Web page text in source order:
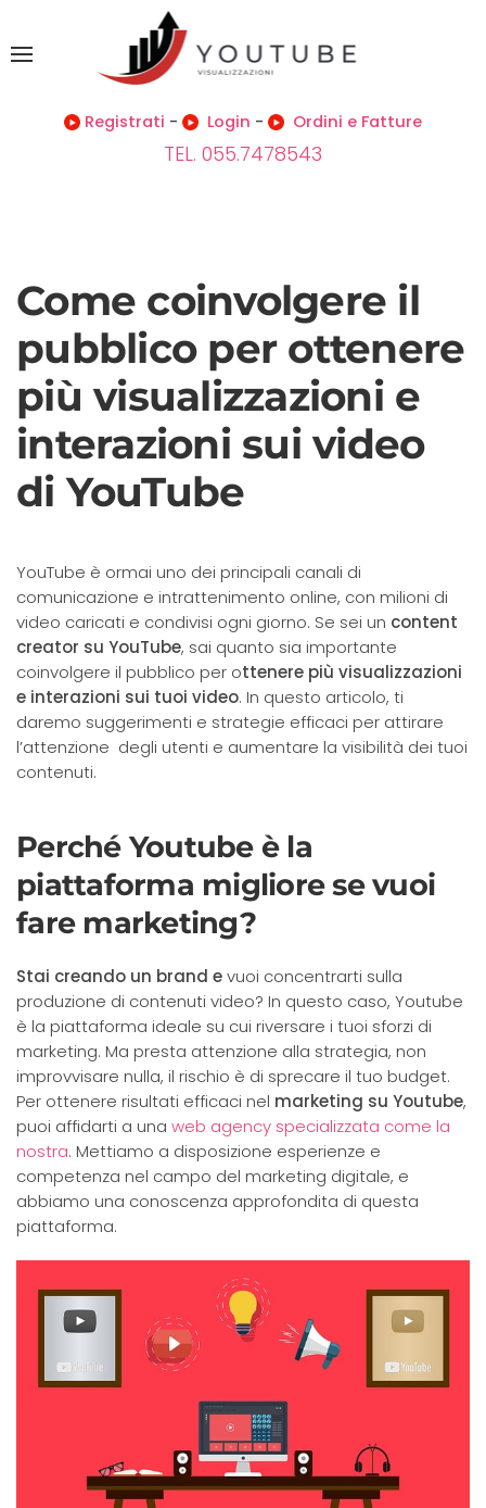
Registrati - Login - Ordini e Fatture
TEL. 055.7478543
Come coinvolgere il
pubblico per ottenere
più visualizzazioni e
interazioni sui video
di YouTube
YouTube è ormai uno dei principali canali di
comunicazione e intrattenimento online, con milioni di
video caricati e condivisi ogni giorno. Se sei un content
creator su YouTube, sai quanto sia importante
coinvolgere il pubblico per ottenere più visualizzazioni
e interazioni sui tuoi video. In questo articolo, ti
daremo suggerimenti e strategie efficaci per attirare
l’attenzione degli utenti e aumentare la visibilità dei tuoi
contenuti.
Perché Youtube è la
piattaforma migliore se vuoi
fare marketing?
Stai creando un brand evuoi concentrarti sulla
produzione di contenuti video? In questo caso, Youtube
è la piattaforma ideale su cui riversare i tuoi sforzi di
marketing. Ma presta attenzione alla strategia, non
improvvisare nulla, il rischio è di sprecare il tuo budget.
Per ottenere risultati efficaci nel marketing su Youtube,
puoi affidarti a una web agency specializzata come la
nostra. Mettiamo a disposizione esperienze e
competenza nel campo del marketing digitale, e
abbiamo una conoscenza approfondita di questa
piattaforma.